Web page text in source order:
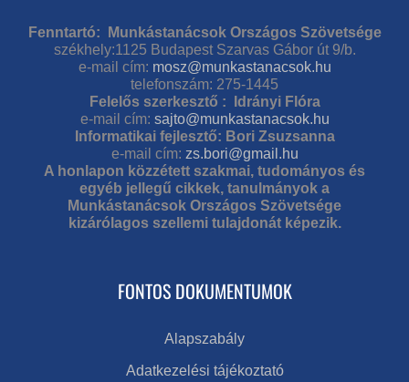
Fenntartó: Munkástanácsok Országos Szövetsége
székhely:1125 Budapest Szarvas Gábor út 9/b.
e-mail cím: mosz@munkastanacsok.hu
telefonszám: 275-1445
Felelős szerkesztő : Idrányi Flóra
e-mail cím: sajto@munkastanacsok.hu
Informatikai fejlesztő: Bori Zsuzsanna
e-mail cím: zs.bori@gmail.hu
A honlapon közzétett szakmai, tudományos és
egyéb jellegű cikkek, tanulmányok a
Munkástanácsok Országos Szövetsége
kizárólagos szellemi tulajdonát képezik.
FONTOS DOKUMENTUMOK
Alapszabály
Adatkezelési tájékoztató